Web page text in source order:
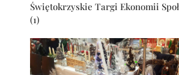
Świętokrzyskie Targi Ekonomii
(1)